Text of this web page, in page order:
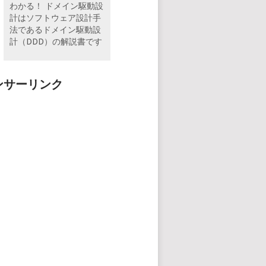
わかる！ ドメイン駆動設
計はソフトウェア設計手
法であるドメイン駆動設
計（DDD）の解説書です
ーリンク